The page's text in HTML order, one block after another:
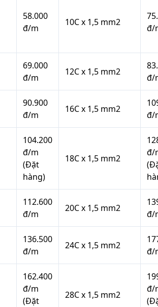
58.000
đ/m
10C x 1,5 mm2
đ/
69.000
đ/m
12C x 1,5 mm2
đ/
90.900
đ/m
16C x 1,5 mm2
đ/
104.200
đ/m
(Đặt
hàng)
18C x 1,5 mm2
đ/
112.600
đ/m
20C x 1,5 mm2
đ/
136.500
đ/m
24C x 1,5 mm2
đ/
162.400
đ/m
(Đặt
28C x 1,5 mm2
đ/